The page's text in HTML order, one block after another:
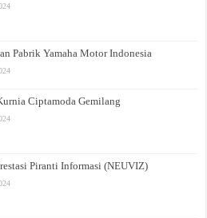
Pabrik Yamaha Motor Indonesia
Ciptamoda Gemilang
Piranti Informasi (NEUVIZ)